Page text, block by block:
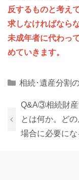
反するものと考え
求しなければなら
未成年者に代わっ
めていきます。
Categories
相続･遺産分割
Q&A③相続財産
とは何か。ど
場合に必要にな